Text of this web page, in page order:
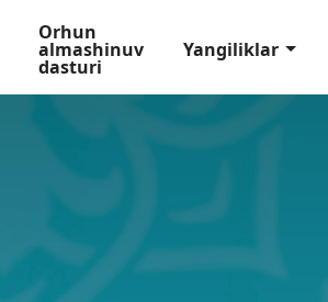
Orhun
almashinuv
dasturi
Yangiliklar